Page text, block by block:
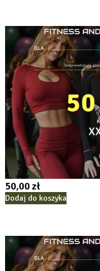
50,00 zł
Dodaj do koszyka